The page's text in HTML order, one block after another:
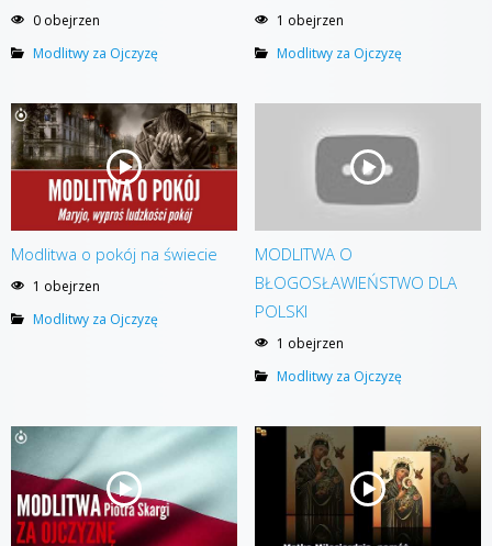
0 obejrzen
Modlitwy za Ojczyzę
1 obejrzen
Modlitwy za Ojczyzę
Modlitwa o pokój na świecie
1 obejrzen
Modlitwy za Ojczyzę
MODLITWA O
BŁOGOSŁAWIEŃSTWO DLA
POLSKI
1 obejrzen
Modlitwy za Ojczyzę